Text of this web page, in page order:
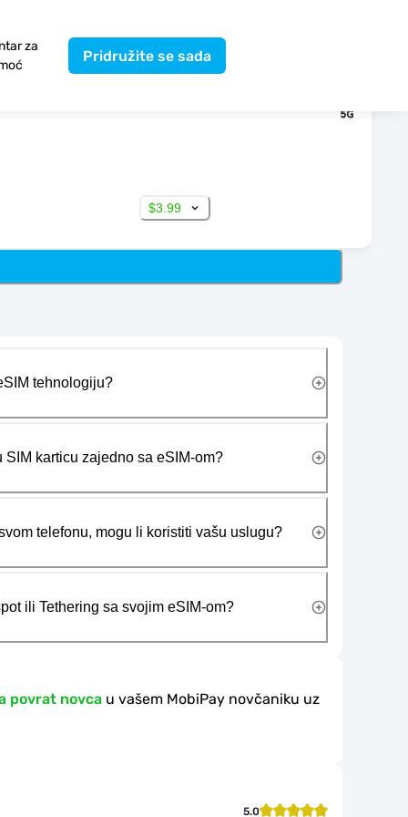
za
Pridružite se sada
$3.99
tehnologiju?
karticu zajedno sa eSIM-om?
telefonu, mogu li koristiti vašu uslugu?
ili Tethering sa svojim eSIM-om?
povrat novca u vašem MobiPay novčaniku uz
5.0